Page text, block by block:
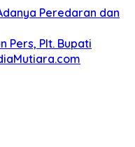
Peredaran dan
Pers, Plt. Bupati